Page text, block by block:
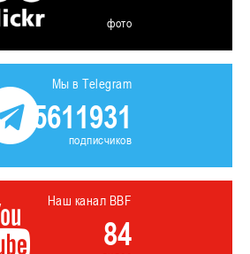
фото
Мы в Telegram
5611931
подписчиков
Наш канал BBF
84